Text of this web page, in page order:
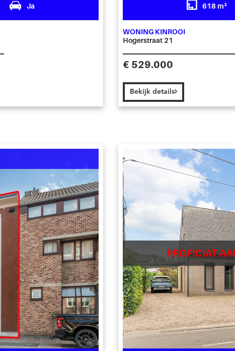
Ja 618 m²
WONING KINROOI
Hogerstraat 21
€ 529.000
Bekijk details
PROFICIAT